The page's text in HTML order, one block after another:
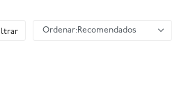
Recomendados